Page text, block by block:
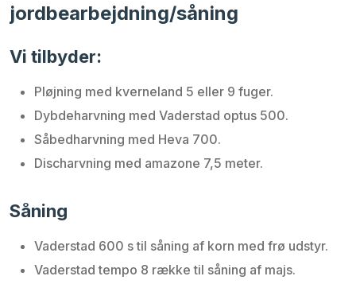
jordbearbejdning/såning​
Vi tilbyder:
Pløjning med kverneland 5 eller 9 fuger.
Dybdeharvning med Vaderstad optus 500.
Såbedharvning med Heva 700.
Discharvning med amazone 7,5 meter.
Såning
Vaderstad 600 s til såning af korn med frø udstyr.
Vaderstad tempo 8 række til såning af majs.